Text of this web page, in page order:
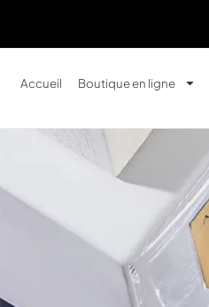
Accueil Boutique en ligne